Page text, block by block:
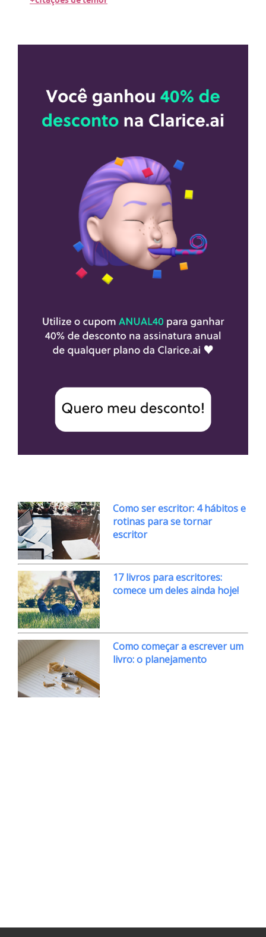
Como ser escritor: 4 hábitos e
rotinas para se tornar
escritor
17 livros para escritores:
comece um deles ainda hoje!
Como começar a escrever um
livro: o planejamento